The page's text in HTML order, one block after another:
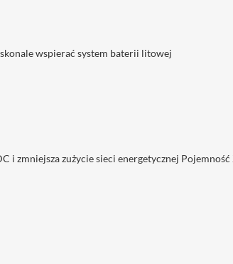
wspierać system baterii litowej
i zmniejsza zużycie sieci energetycznej